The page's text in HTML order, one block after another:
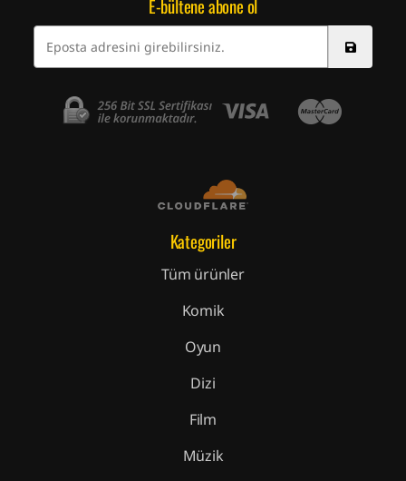
E-bültene abone ol
Kategoriler
Tüm ürünler
Komik
Oyun
Dizi
Film
Müzik